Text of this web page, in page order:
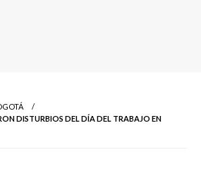
DISTURBIOS DEL DÍA DEL TRABAJO EN